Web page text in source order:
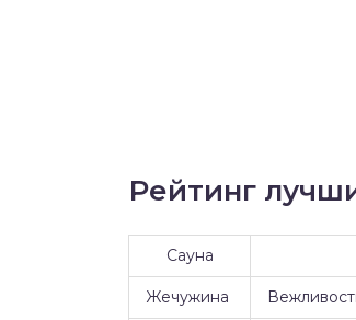
Рейтинг
Сауна
Жечужина